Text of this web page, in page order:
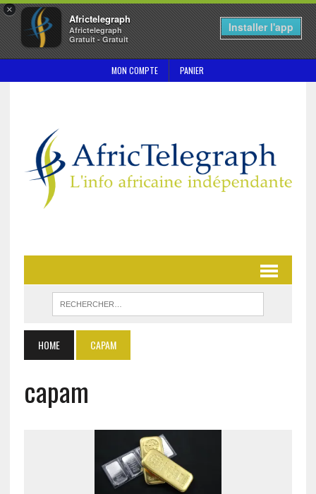
×
Africtelegraph
Africtelegraph
Gratuit - Gratuit
Installer l'app
MON COMPTE PANIER
HOME CAPAM
capam